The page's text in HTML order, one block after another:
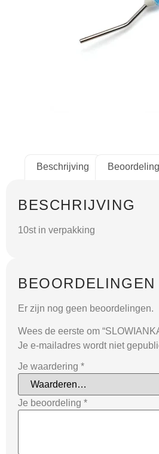
Beschrijving
BESCHRIJVING
10st in verpakking
BEOORDELINGEN
Er zijn nog geen beoordelingen.
Wees de eerste om
Je e-mailadres wordt niet
Je waardering *
Je beoordeling *